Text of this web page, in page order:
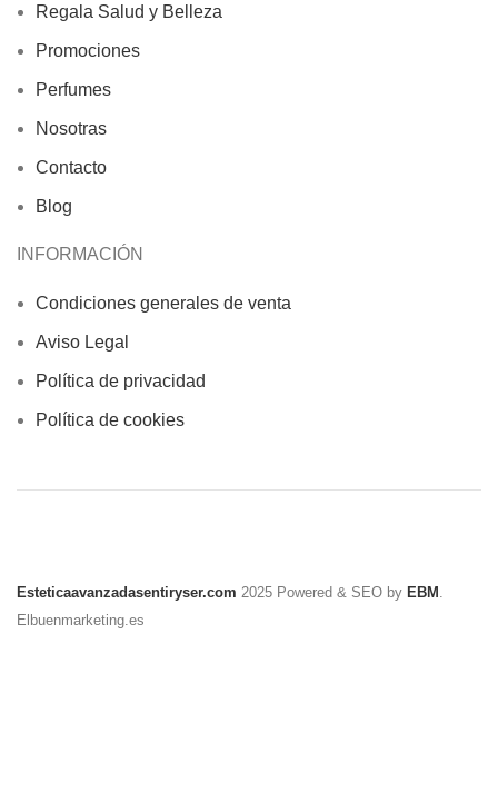
Regala Salud y Belleza
Promociones
Perfumes
Nosotras
Contacto
Blog
INFORMACIÓN
Condiciones generales de venta
Aviso Legal
Política de privacidad
Política de cookies
Esteticaavanzadasentiryser.com 2025 Powered & SEO by EBM
Elbuenmarketing.es